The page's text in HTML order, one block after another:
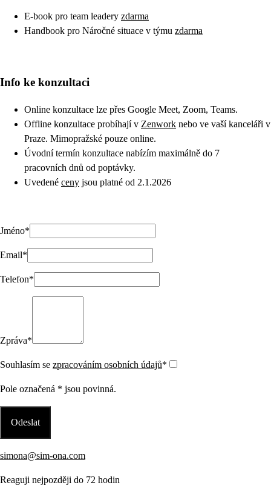
E-book pro team leadery zdarma
Handbook pro Náročné situace v týmu zdarma
Info ke konzultaci
Online konzultace lze přes Google Meet, Zoom, Teams.
Offline konzultace probíhají v Zenwork nebo ve vaší kanceláři v
Praze. Mimopražské pouze online.
Úvodní termín konzultace nabízím maximálně do 7
pracovních dnů od poptávky.
Uvedené ceny jsou platné od 2.1.2026
Jméno*
Email*
Telefon*
Zpráva*
Souhlasím se zpracováním osobních údajů*
Pole označená * jsou povinná.
simona@sim-ona.com
Reaguji nejpozději do 72 hodin